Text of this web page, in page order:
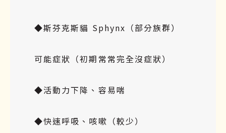
◆斯芬克斯貓 Sphynx（部分族群）
可能症狀（初期常常完全沒症狀）
◆活動力下降、容易喘
◆快速呼吸、咳嗽（較少）